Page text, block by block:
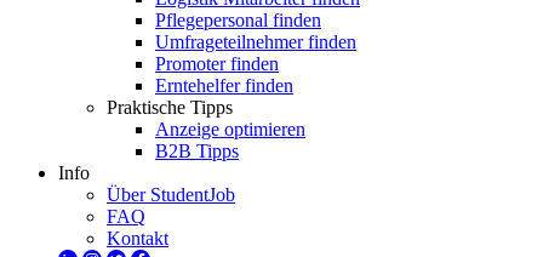
Pflegepersonal finden
Umfrageteilnehmer finden
Promoter finden
Erntehelfer finden
Praktische Tipps
Anzeige optimieren
B2B Tipps
Info
Über StudentJob
FAQ
Kontakt